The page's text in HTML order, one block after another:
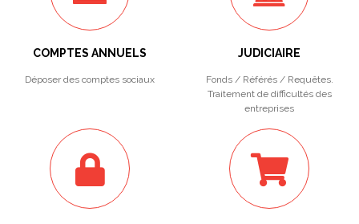
COMPTES ANNUELS
Déposer des comptes sociaux
JUDICIAIRE
Fonds / Référés / Requêtes.
Traitement de difficultés des
entreprises